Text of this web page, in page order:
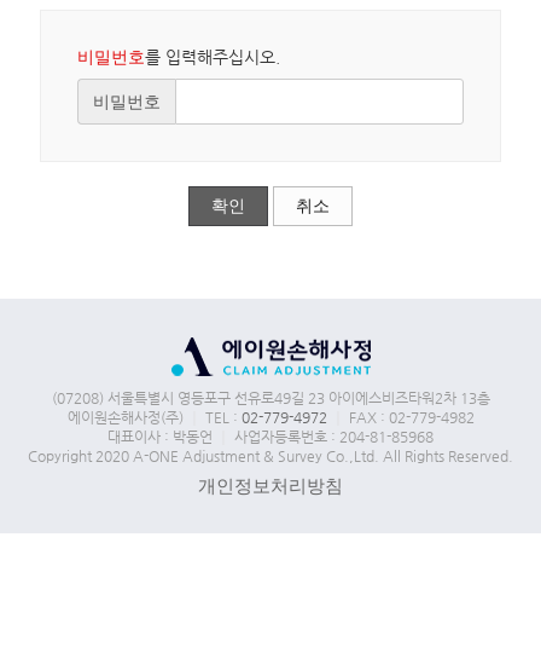
비밀번호를 입력해주십시오.
비밀번호
확인 취소
(07208) 서울특별시 영등포구 선유로49길 23 아이에스비즈타워2차 13층
에이원손해사정(주)
TEL : 02-779-4972
FAX : 02-779-4982
대표이사 : 박동언
사업자등록번호 : 204-81-85968
Copyright 2020 A-ONE Adjustment & Survey Co.,Ltd. All Rights Reserved.
개인정보처리방침